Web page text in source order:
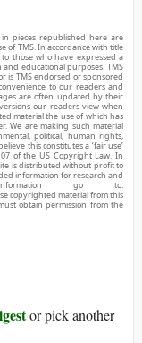
pieces republished here are
of TMS. In accordance with title
those who have expressed a
educational purposes. TMS
is TMS endorsed or sponsored
to our readers and
are often updated by their
our readers view when
material the use of which has
We are making such material
political, human rights,
this constitutes a ‘fair use’
of the US Copyright Law. In
is distributed without profit to
information for research and
go to:
copyrighted material from this
obtain permission from the
or pick another